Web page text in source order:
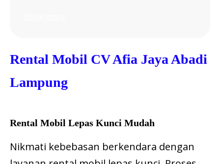
Rental Mobil CV Afia Jaya Abadi
Lampung
Rental Mobil Lepas Kunci Mudah
Nikmati kebebasan berkendara dengan